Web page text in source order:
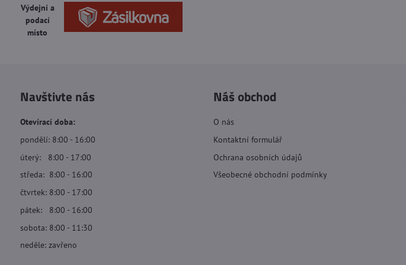
Výdejní a
podací
místo
Navštivte nás
Otevírací doba:
pondělí: 8:00 - 16:00
úterý: 8:00 - 17:00
středa: 8:00 - 16:00
čtvrtek: 8:00 - 17:00
pátek: 8:00 - 16:00
sobota: 8:00 - 11:30
neděle: zavřeno
Náš obchod
O nás
Kontaktní formulář
Ochrana osobních údajů
Všeobecné obchodní podmínky